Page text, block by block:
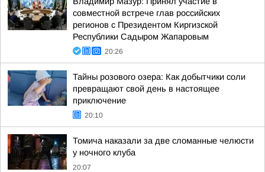
совместной встрече глав российских
регионов с Президентом Киргизской
Республики Садыром Жапаровым
20:26
Тайны розового озера: Как добытчики соли
превращают свой день в настоящее
приключение
20:10
Томича наказали за две сломанные челюсти
у ночного клуба
20:07